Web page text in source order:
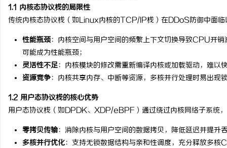
1.1 内核态协议栈的局限性
传统内核态协议栈（如Linux内核的TCP/IP栈）在DDoS防御中面临
性能瓶颈：内核空间与用户空间的频繁上下文切换导致CPU开
可能成为性能瓶颈；
灵活性不足：内核模块的修改需重新编译内核或加载驱动，难以
资源竞争：内核共享内存、中断等资源，多核并行处理时易出现
1.2 用户态协议栈的核心优势
用户态协议栈（如DPDK、XDP/eBPF）通过绕过内核网络子系统
零拷贝传输：消除内核与用户空间的数据拷贝，降低延迟并提升
多核并行优化：支持无锁数据结构与亲和性调度，充分释放多核